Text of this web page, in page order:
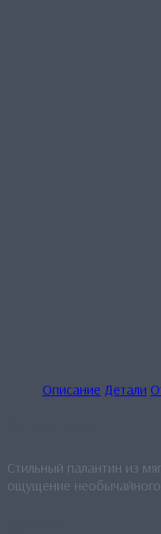
Описание Детали
Стильный палантин из
ощущение необычайного